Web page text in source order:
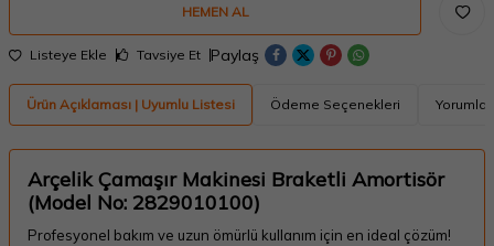
HEMEN AL
Listeye Ekle Tavsiye Et Paylaş
Ürün Açıklaması | Uyumlu Listesi Ödeme Seçenekleri Yorumlar
Arçelik Çamaşır Makinesi Braketli Amortisör
(Model No: 2829010100)
Profesyonel bakım ve uzun ömürlü kullanım için en ideal çözüm!